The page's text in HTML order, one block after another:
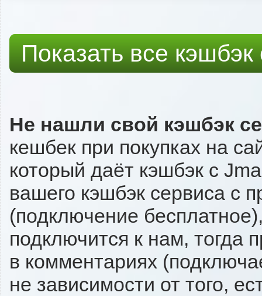
Показать все
Не нашли свой кэшбэк
кешбек при покупках на
который даёт кэшбэк с
вашего кэшбэк сервиса с
(подключение
подключится к нам, тогда
в комментариях
не зависимости от того,